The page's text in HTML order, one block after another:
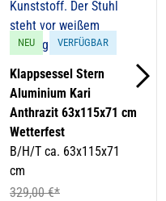
NEU VERFÜGBAR
Klappsessel Stern
Aluminium Kari
Anthrazit 63x115x71 cm
Wetterfest
B/H/T ca. 63x115x71
cm
329,00 €*